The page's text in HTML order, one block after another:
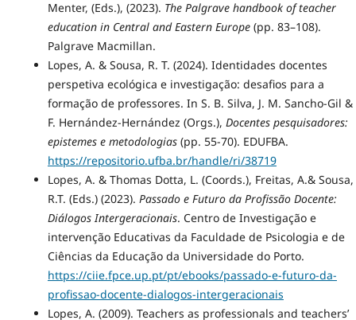
Menter, (Eds.), (2023). The Palgrave handbook of teacher
education in Central and Eastern Europe (pp. 83–108).
Palgrave Macmillan.
Lopes, A. & Sousa, R. T. (2024). Identidades docentes
perspetiva ecológica e investigação: desafios para a
formação de professores. In S. B. Silva, J. M. Sancho-Gil &
F. Hernández-Hernández (Orgs.), Docentes pesquisadores:
epistemes e metodologias (pp. 55-70). EDUFBA.
https://repositorio.ufba.br/handle/ri/38719
Lopes, A. & Thomas Dotta, L. (Coords.), Freitas, A.& Sousa,
R.T. (Eds.) (2023). Passado e Futuro da Profissão Docente:
Diálogos Intergeracionais. Centro de Investigação e
intervenção Educativas da Faculdade de Psicologia e de
Ciências da Educação da Universidade do Porto.
https://ciie.fpce.up.pt/pt/ebooks/passado-e-futuro-da-
profissao-docente-dialogos-intergeracionais
Lopes, A. (2009). Teachers as professionals and teachers’